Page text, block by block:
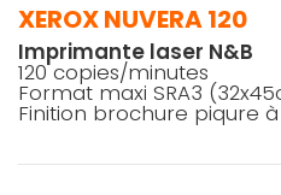
XEROX NUVERA 120
Imprimante laser N&B
120 copies/minutes
Format maxi SRA3
Finition brochure piqure